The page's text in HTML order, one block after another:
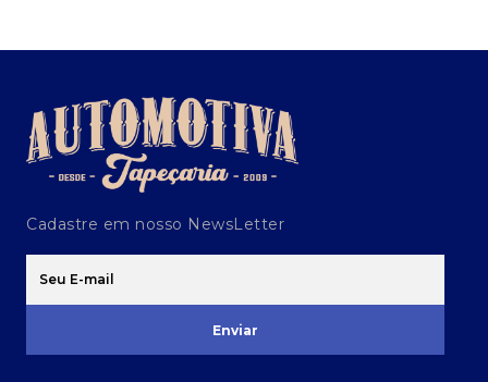
Cadastre em nosso NewsLetter
Enviar